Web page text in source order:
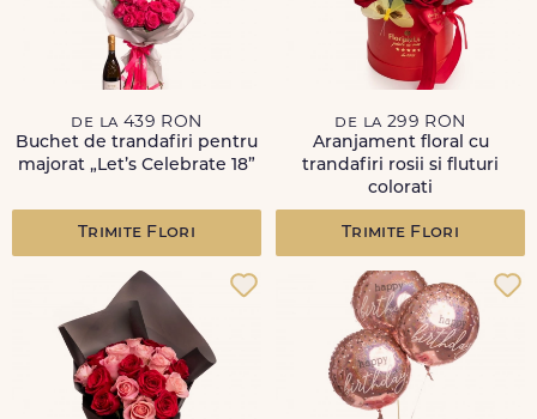
de la 439 RON
Buchet de trandafiri pentru
majorat „Let’s Celebrate 18”
Trimite Flori
de la 299 RON
Aranjament floral cu
trandafiri rosii si fluturi
colorati
Trimite Flori